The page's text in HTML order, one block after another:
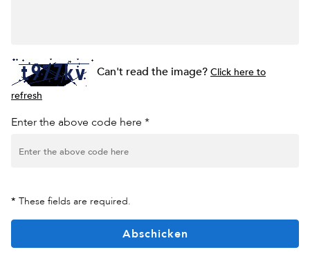
Can't read the image?Click here to
refresh
Enter the above code here *
* These fields are required.
Abschicken